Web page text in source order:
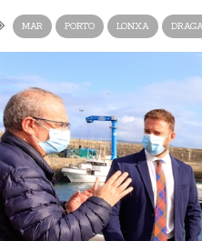
MAR PORTO LONXA